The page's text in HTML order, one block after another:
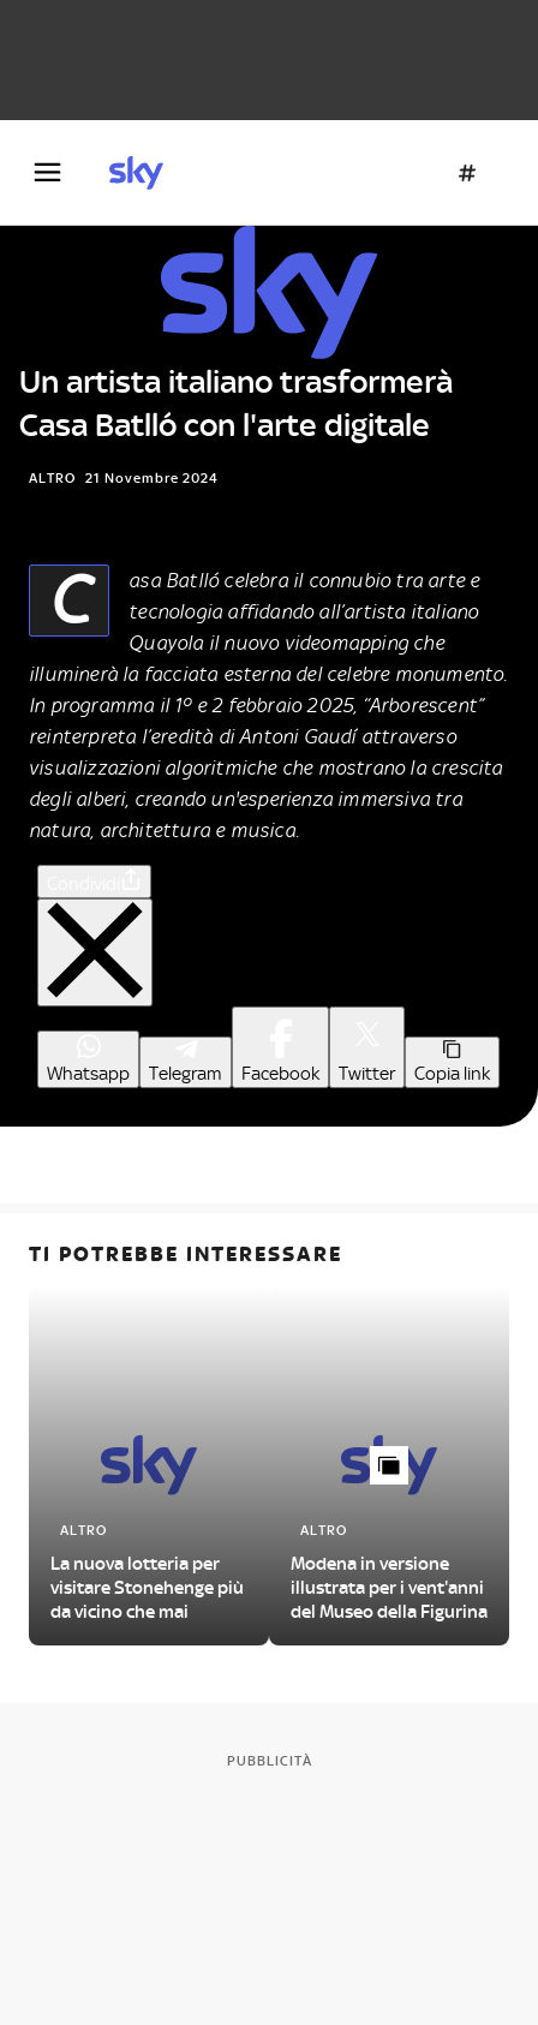
Un artista italiano trasformerà
Casa Batlló con l'arte digitale
ALTRO 21 Novembre 2024
C
asa Batlló celebra il connubio tra arte e
tecnologia affidando all’artista italiano
Quayola il nuovo videomapping che
illuminerà la facciata esterna del celebre monumento.
In programma il 1º e 2 febbraio 2025, “Arborescent”
reinterpreta l’eredità di Antoni Gaudí attraverso
visualizzazioni algoritmiche che mostrano la crescita
degli alberi, creando un'esperienza immersiva tra
natura, architettura e musica.
Whatsapp Telegram Facebook Twitter Copia link
TI POTREBBE INTERESSARE
ALTRO
La nuova lotteria per
visitare Stonehenge più
da vicino che mai
ALTRO
Modena in versione
illustrata per i vent'anni
del Museo della Figurina
PUBBLICITÀ